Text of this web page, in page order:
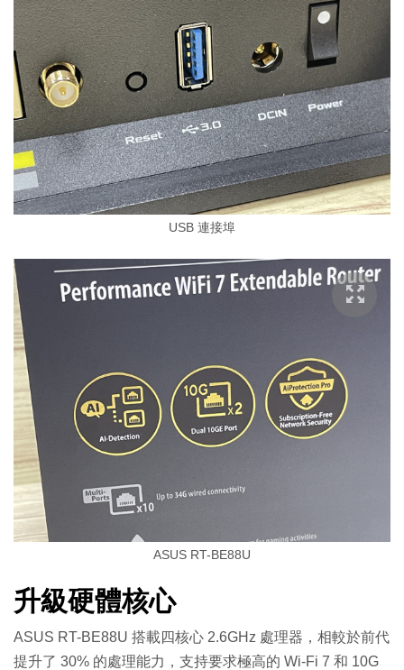
USB 連接埠
ASUS RT-BE88U
升級硬體核心
ASUS RT-BE88U 搭載四核心 2.6GHz 處理器，相較於前代
提升了 30% 的處理能力，支持要求極高的 Wi-Fi 7 和 10G